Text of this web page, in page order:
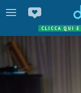
CLICCA QUI